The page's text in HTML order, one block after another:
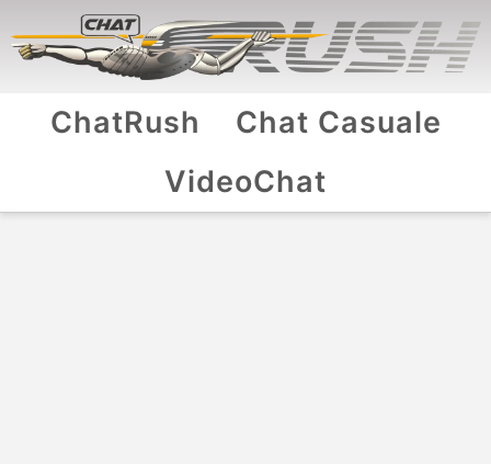
ChatRush
Chat Casuale
VideoChat